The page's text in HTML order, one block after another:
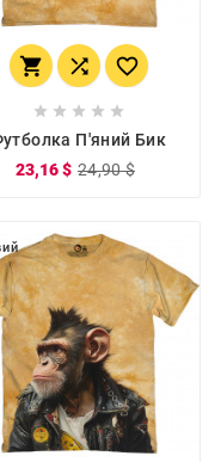
  
    
П'яний Бик
23,16 $ 24,90 $